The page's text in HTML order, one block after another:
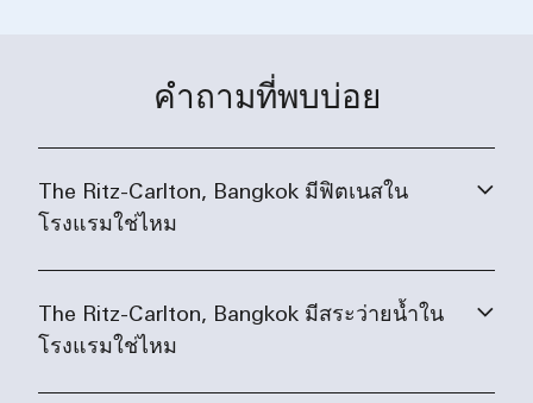
คำถามที่พบบ่อย
The Ritz-Carlton, Bangkok มีฟิตเนสใน
โรงแรมใช่ไหม
The Ritz-Carlton, Bangkok มีสระว่ายน้ำใน
โรงแรมใช่ไหม